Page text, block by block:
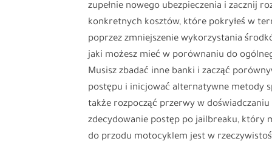
zupełnie nowego ubezpieczenia i zacznij
konkretnych kosztów, które pokryłeś w
poprzez zmniejszenie wykorzystania
jaki możesz mieć w porównaniu do
Musisz zbadać inne banki i zacząć
postępu i inicjować alternatywne metody
także rozpocząć przerwy w
zdecydowanie postęp po jailbreaku, który
do przodu motocyklem jest w